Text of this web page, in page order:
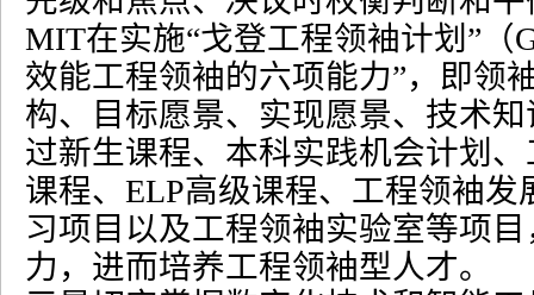
MIT在实施“戈登工程领袖计划 ” （
效能工程领袖的六项能力”，即领
构、目标愿景、实现愿景、技术
过新生课程、本科实践机会计划
课程、 ELP高级课程、工程领袖发
习项目以及工程领袖实验室等项
力，进而培养工程领袖型人才。